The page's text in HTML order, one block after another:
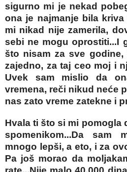
sigurno mi je nekad
ona je najmanje bila
mi nikad nije zamerila,
sebi ne mogu oprostiti...I
što nisam za sve
zajedno, za taj ceo moj i
Uvek sam mislio da
vremena, reči nikud neće
nas zato vreme zatekne i
Hvala ti što si mi pomogla
spomenikom...Da
mnogo lepši, a eto, i za
Pa još morao da